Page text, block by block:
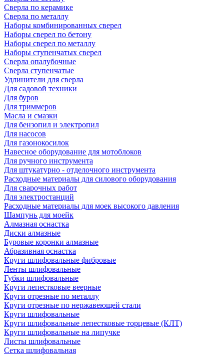
Сверла по керамике
Сверла по металлу
Наборы комбинированных сверел
Наборы сверел по бетону
Наборы сверел по металлу
Наборы ступенчатых сверел
Сверла опалубочные
Сверла ступенчатые
Удлинители для сверла
Для садовой техники
Для буров
Для триммеров
Масла и смазки
Для бензопил и электропил
Для насосов
Для газонокосилок
Навесное оборудование для мотоблоков
Для ручного инструмента
Для штукатурно - отделочного инструмента
Расходные материалы для силового оборудования
Для сварочных работ
Для электростанций
Расходные материалы для моек высокого давления
Шампунь для моейк
Алмазная оснастка
Диски алмазные
Буровые коронки алмазные
Абразивная оснастка
Круги шлифовальные фибровые
Ленты шлифовальные
Губки шлифовальные
Круги лепестковые веерные
Круги отрезные по металлу
Круги отрезные по нержавеющей стали
Круги шлифовальные
Круги шлифовальные лепестковые торцевые (КЛТ)
Круги шлифовальные на липучке
Листы шлифовальные
Сетка шлифовальная